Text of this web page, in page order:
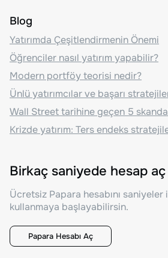
Blog
Yatırımda Çeşitlendirmenin Önemi
Öğrenciler nasıl yatırım yapabilir?
Modern portföy teorisi nedir?
Ünlü yatırımcılar ve başarı
Wall Street tarihine geçen 5
Krizde yatırım: Ters endeks
Birkaç saniyede hesap aç
Ücretsiz Papara hesabını saniyeler
kullanmaya başlayabilirsin.
Papara Hesabı Aç